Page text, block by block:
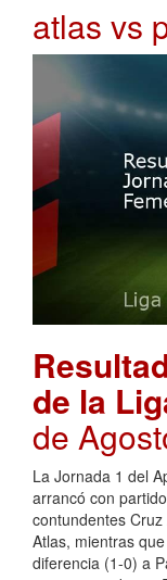
atlas vs
de la
de
La Jornada 1 del
arrancó con
contundentes
Atlas, mientras
diferencia (1-0) a